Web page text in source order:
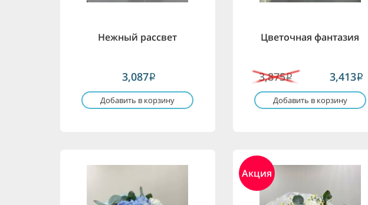
Нежный рассвет
3,087i
Добавить в корзину
Цветочная фантазия
3,875i 3,413i
Добавить в корзину
Акция